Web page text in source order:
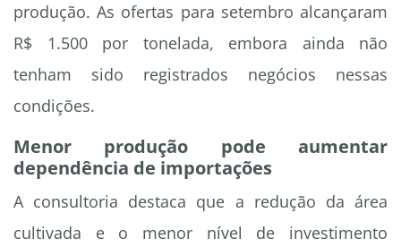
produção. As ofertas para setembro alcançaram
R$ 1.500 por tonelada, embora ainda não
tenham sido registrados negócios nessas
condições.
Menor produção pode aumentar
dependência de importações
A consultoria destaca que a redução da área
cultivada e o menor nível de investimento